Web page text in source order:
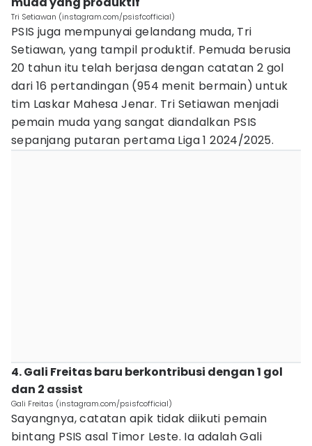
Tri Setiawan (instagram.com/psisfcofficial)
PSIS juga mempunyai gelandang muda, Tri
Setiawan, yang tampil produktif. Pemuda berusia
20 tahun itu telah berjasa dengan catatan 2 gol
dari 16 pertandingan (954 menit bermain) untuk
tim Laskar Mahesa Jenar. Tri Setiawan menjadi
pemain muda yang sangat diandalkan PSIS
sepanjang putaran pertama Liga 1 2024/2025.
4. Gali Freitas baru berkontribusi dengan 1 gol
dan 2 assist
Gali Freitas (instagram.com/psisfcofficial)
Sayangnya, catatan apik tidak diikuti pemain
bintang PSIS asal Timor Leste. Ia adalah Gali